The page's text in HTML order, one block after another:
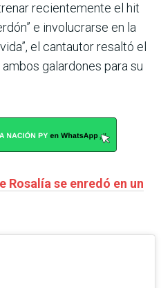
recientemente el hit
e involucrarse en la
el cantautor resaltó el
galardones para su
Rosalía se enredó en un